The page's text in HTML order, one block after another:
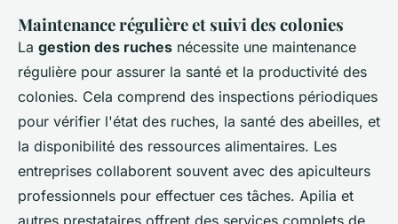
Maintenance régulière et suivi des colonies
La gestion des ruches nécessite une maintenance
régulière pour assurer la santé et la productivité des
colonies. Cela comprend des inspections périodiques
pour vérifier l'état des ruches, la santé des abeilles, et
la disponibilité des ressources alimentaires. Les
entreprises collaborent souvent avec des apiculteurs
professionnels pour effectuer ces tâches. Apilia et